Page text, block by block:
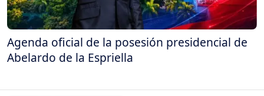
Agenda oficial de la posesión presidencial de
Abelardo de la Espriella